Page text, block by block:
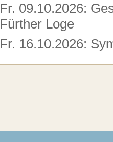
Fr. 09.10.2026:
Fürther Loge
Fr. 16.10.2026: